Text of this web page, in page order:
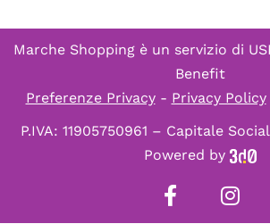
Marche Shopping è un servizio di
Benefit
Preferenze Privacy- Privacy Policy
P.IVA: 11905750961 – Capitale
Powered by